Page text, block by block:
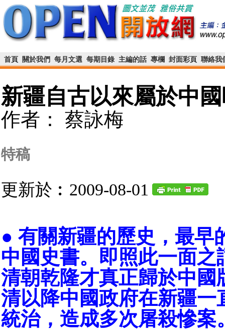
首頁 關於我們 每月文選 每期目錄 主編的話 專欄 封面彩頁 聯絡我
新疆自古以來屬於中
作者： 蔡詠梅
特稿
更新於︰2009-08-01
● 有關新疆的歷史，最早
中國史書。即照此一面之
清朝乾隆才真正歸於中國
清以降中國政府在新疆一
統治，造成多次屠殺慘案